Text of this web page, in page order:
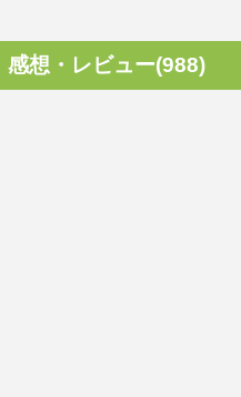
感想・レビュー(988)